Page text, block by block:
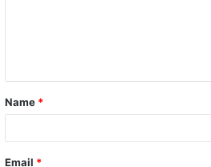
t
*
Name *
Email *